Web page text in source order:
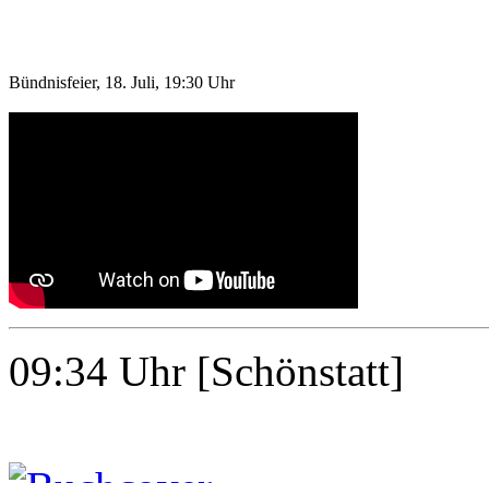
Bündnisfeier, 18. Juli, 19:30 Uhr
09:34 Uhr [Schönstatt]